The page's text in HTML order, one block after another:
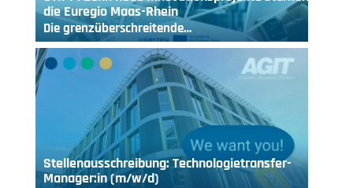
die Euregio Maas-Rhein
Die grenzüberschreitende…
Stellenausschreibung: Technologietransfer-
Manager:in (m/w/d)